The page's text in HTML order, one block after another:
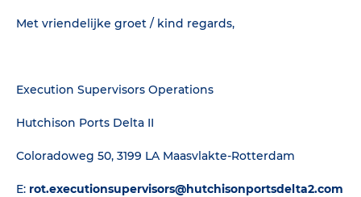
Met vriendelijke groet / kind regards,
Execution Supervisors Operations
Hutchison Ports Delta II
Coloradoweg 50, 3199 LA Maasvlakte-Rotterdam
E: rot.executionsupervisors@hutchisonportsdelta2.com